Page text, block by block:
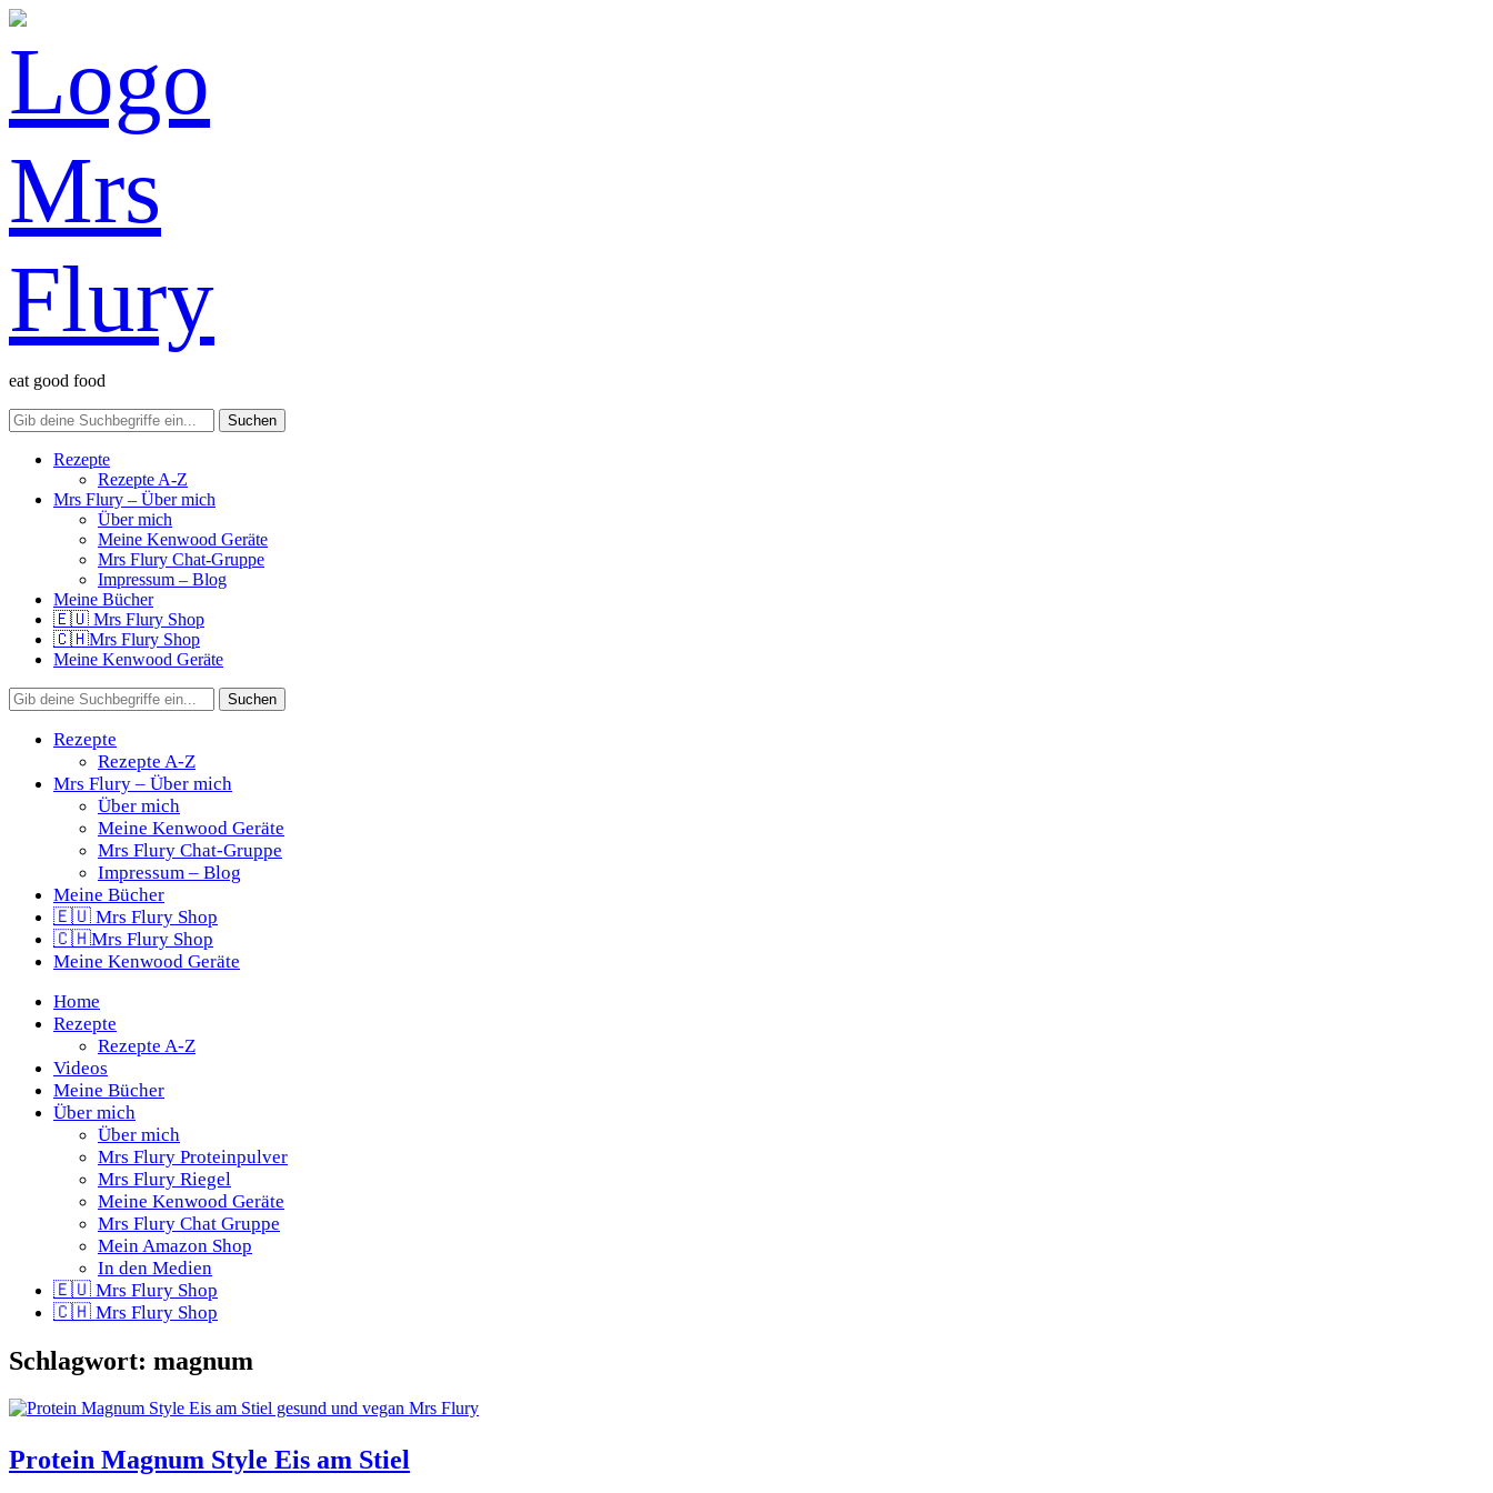
eat good food
Rezepte
Rezepte A-Z
Mrs Flury – Über mich
Über mich
Meine Kenwood Geräte
Mrs Flury Chat-Gruppe
Impressum – Blog
Meine Bücher
🇪🇺 Mrs Flury Shop
🇨🇭Mrs Flury Shop
Meine Kenwood Geräte
Rezepte
Rezepte A-Z
Mrs Flury – Über mich
Über mich
Meine Kenwood Geräte
Mrs Flury Chat-Gruppe
Impressum – Blog
Meine Bücher
🇪🇺 Mrs Flury Shop
🇨🇭Mrs Flury Shop
Meine Kenwood Geräte
Home
Rezepte
Rezepte A-Z
Videos
Meine Bücher
Über mich
Über mich
Mrs Flury Proteinpulver
Mrs Flury Riegel
Meine Kenwood Geräte
Mrs Flury Chat Gruppe
Mein Amazon Shop
In den Medien
🇪🇺 Mrs Flury Shop
🇨🇭 Mrs Flury Shop
Schlagwort: magnum
Protein Magnum Style Eis am Stiel